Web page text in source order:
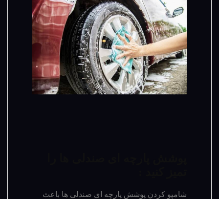
شامپو کردن پوشش پارچه ای صندلی ها باعث